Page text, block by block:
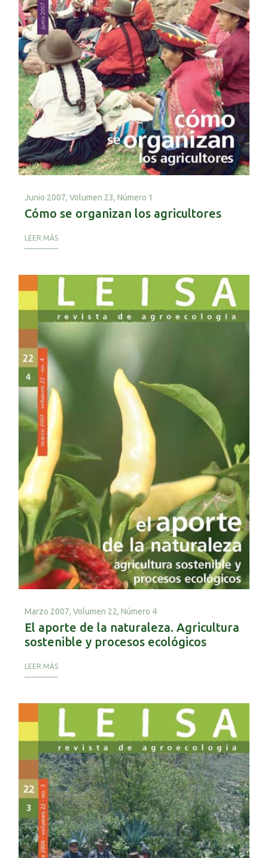
Junio 2007, Volumen 23, Número 1
Cómo se organizan los agricultores
LEER MÁS
Marzo 2007, Volumen 22, Número 4
El aporte de la naturaleza. Agricultura
sostenible y procesos ecológicos
LEER MÁS